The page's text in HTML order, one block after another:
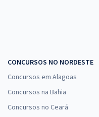
CONCURSOS NO NORDESTE
Concursos em Alagoas
Concursos na Bahia
Concursos no Ceará